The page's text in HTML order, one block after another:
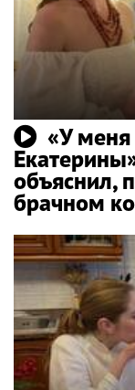
«У
объяснил,
брачном